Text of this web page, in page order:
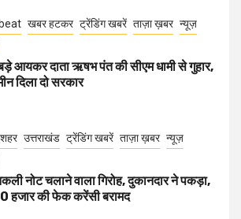
खबर हटकर ट्रेंडिंग खबरें ताज़ा ख़बर न्यूज़
आयकर दाता ऋषभ पंत की सीएम धामी से गुहार,
दिला दो सरकार
उत्तराखंड ट्रेंडिंग खबरें ताज़ा ख़बर न्यूज़
नोट चलाने वाला गिरोह, दुकानदार ने पकड़ा,
हजार की फेक करेंसी बरामद